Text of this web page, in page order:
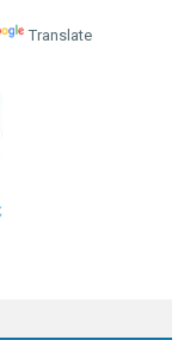
Translate